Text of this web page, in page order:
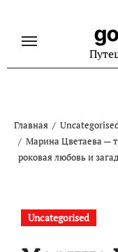
содержанию
Главная
Марина Цветаева —
роковая любовь и
Uncategorised